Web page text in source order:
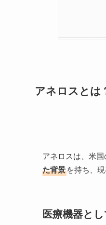
アネロスとは
アネロスは、米
た背景を持ち、
医療機器と